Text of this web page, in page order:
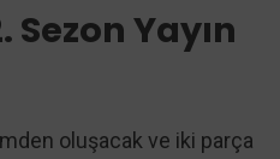
Yayın
oluşacak ve iki parça